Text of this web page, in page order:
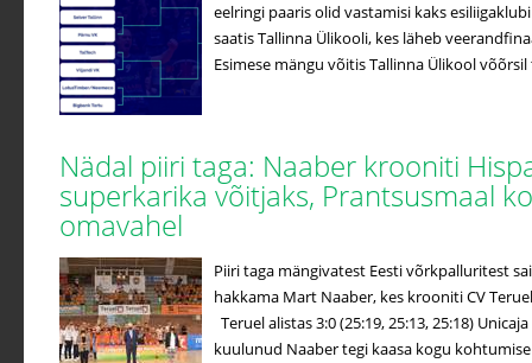
eelringi paaris olid vastamisi kaks
saatis Tallinna Ülikooli, kes läheb
Esimese mängu võitis Tallinna Ülikool võõrsil
Nädal piiri taga: Naaber krooniti
superkarika võitjaks, Prantsusmaal
omavahel
Piiri taga mängivatest Eesti võrkpalluritest
hakkama Mart Naaber, kes krooniti CV
Teruel alistas 3:0 (25:19, 25:13, 25:18)
kuulunud Naaber tegi kaasa kogu